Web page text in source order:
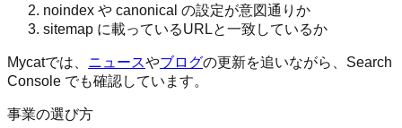
noindex や canonical の設定が意図通りか
sitemap に載っているURLと一致しているか
Mycatでは、 ニュースやブログの更新を追いながら、Search
Console でも確認しています。
事業の選び方